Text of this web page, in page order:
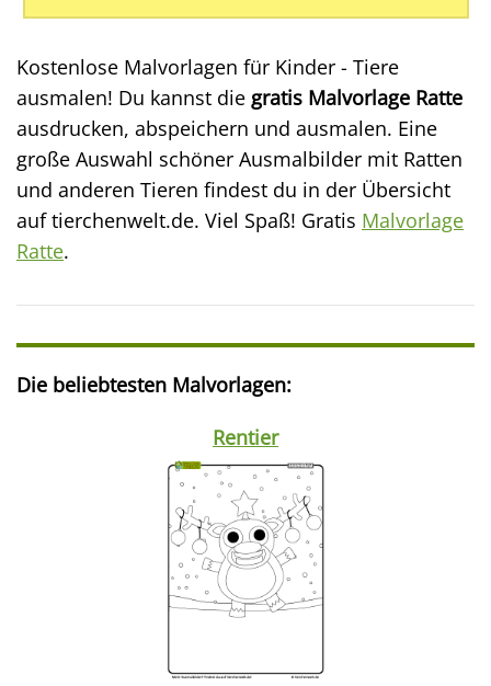
Kostenlose Malvorlagen für Kinder - Tiere
ausmalen! Du kannst die gratis Malvorlage Ratte
ausdrucken, abspeichern und ausmalen. Eine
große Auswahl schöner Ausmalbilder mit Ratten
und anderen Tieren findest du in der Übersicht
auf tierchenwelt.de. Viel Spaß! Gratis Malvorlage
Ratte.
Die beliebtesten Malvorlagen:
Rentier